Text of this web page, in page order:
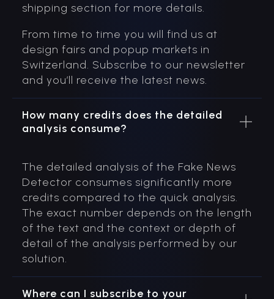
shipping section for more details.
From time to time you will find us at
design fairs and popup markets in
Switzerland. Subscribe to our newsletter
and you’ll receive the latest news.
How many credits does the detailed
analysis consume?
The detailed analysis of the Fake News
Detector consumes significantly more
credits compared to the quick analysis.
The exact number depends on the length
of the text and the context or depth of
detail of the analysis performed by our
solution.
Where can I subscribe to your